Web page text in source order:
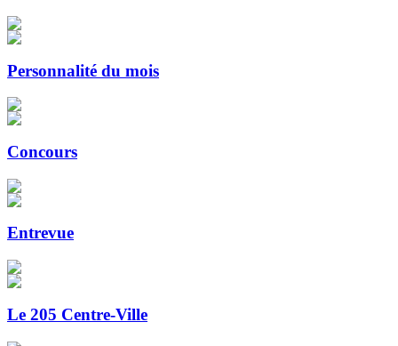
Personnalité du mois
Concours
Entrevue
Le 205 Centre-Ville